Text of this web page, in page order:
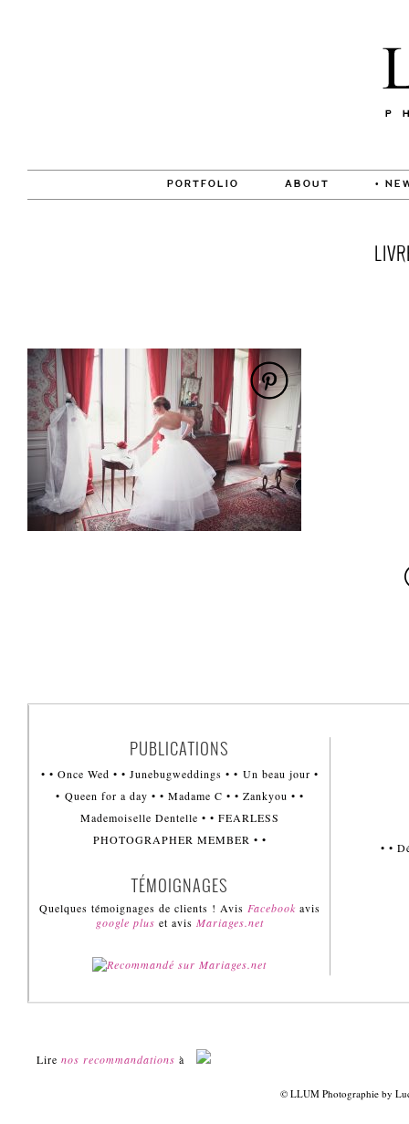
PORTFOLIO ABOUT •
PUBLICATIONS
• • Once Wed • • Junebugweddings • • Un beau jour •
• Queen for a day • • Madame C • • Zankyou • •
Mademoiselle Dentelle • • FEARLESS
PHOTOGRAPHER MEMBER • •
TÉMOIGNAGES
Quelques témoignages de clients ! Avis Facebook avis
google plus et avis Mariages.net
• •
Lire nos recommandations à
© LLUM Photographie by